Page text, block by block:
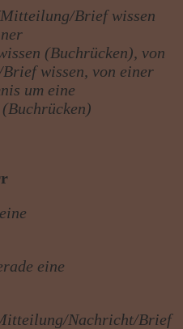
Brief wissen
(Buchrücken), von
wissen, von einer
um eine
eine
Nachricht/Brief